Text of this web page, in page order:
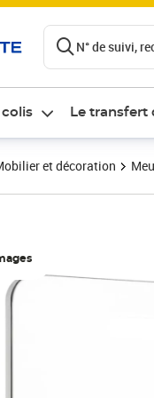
N° de suivi,
colis Le transfert
et décoration